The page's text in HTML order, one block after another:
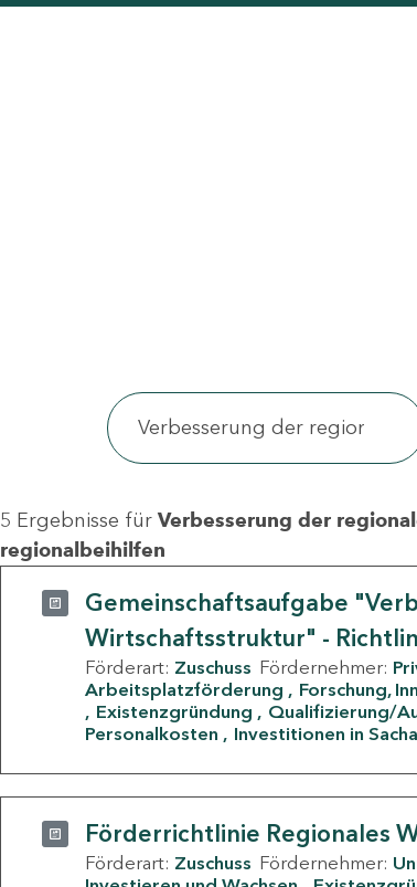
5 Ergebnisse für Verbesserung der
regionalbeihilfen
Gemeinschaftsaufgabe
Wirtschaftsstruktur" -
Förderart: Zuschuss Fördernehmer:
Arbeitsplatzförderung
Forschung,
Existenzgründung
Qualifizierung/
Personalkosten
Investitionen in
Förderrichtlinie Regionales
Förderart: Zuschuss Fördernehmer: